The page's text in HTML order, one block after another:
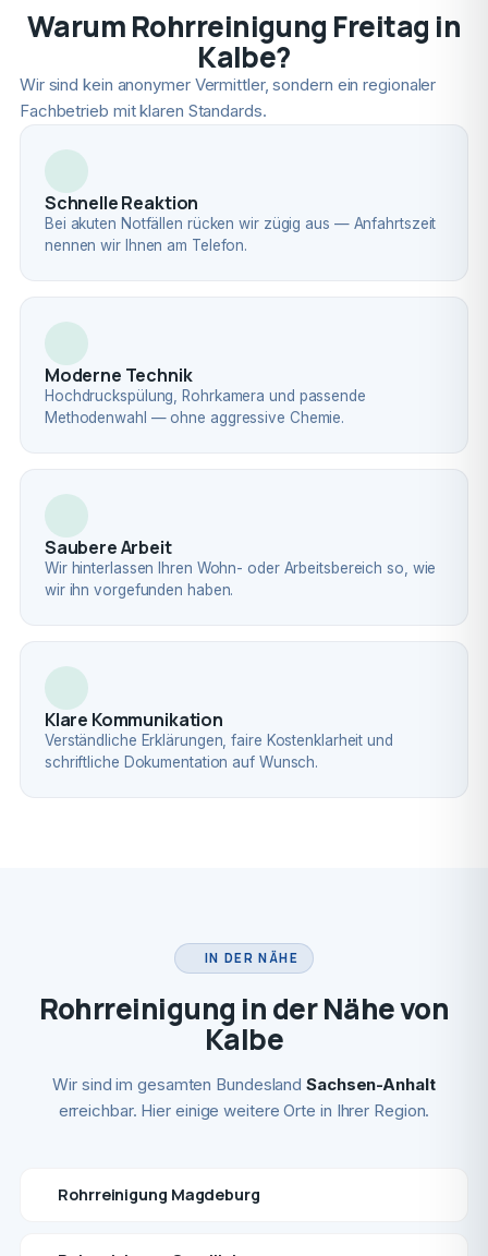
Warum Rohrreinigung Freitag in
Kalbe?
Wir sind kein anonymer Vermittler, sondern ein regionaler
Fachbetrieb mit klaren Standards.
Schnelle Reaktion
Bei akuten Notfällen rücken wir zügig aus — Anfahrtszeit
nennen wir Ihnen am Telefon.
Moderne Technik
Hochdruckspülung, Rohrkamera und passende
Methodenwahl — ohne aggressive Chemie.
Saubere Arbeit
Wir hinterlassen Ihren Wohn- oder Arbeitsbereich so, wie
wir ihn vorgefunden haben.
Klare Kommunikation
Verständliche Erklärungen, faire Kostenklarheit und
schriftliche Dokumentation auf Wunsch.
IN DER NÄHE
Rohrreinigung in der Nähe von
Kalbe
Wir sind im gesamten BundeslandSachsen-Anhalt
erreichbar. Hier einige weitere Orte in Ihrer Region.
Rohrreinigung Magdeburg